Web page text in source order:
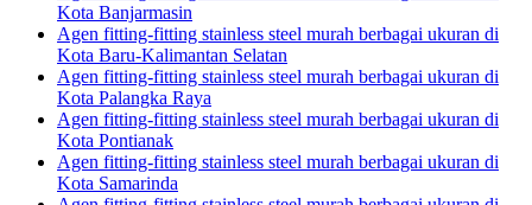
Kota Banjarmasin
Agen fitting-fitting stainless steel murah berbagai ukuran di
Kota Baru-Kalimantan Selatan
Agen fitting-fitting stainless steel murah berbagai ukuran di
Kota Palangka Raya
Agen fitting-fitting stainless steel murah berbagai ukuran di
Kota Pontianak
Agen fitting-fitting stainless steel murah berbagai ukuran di
Kota Samarinda